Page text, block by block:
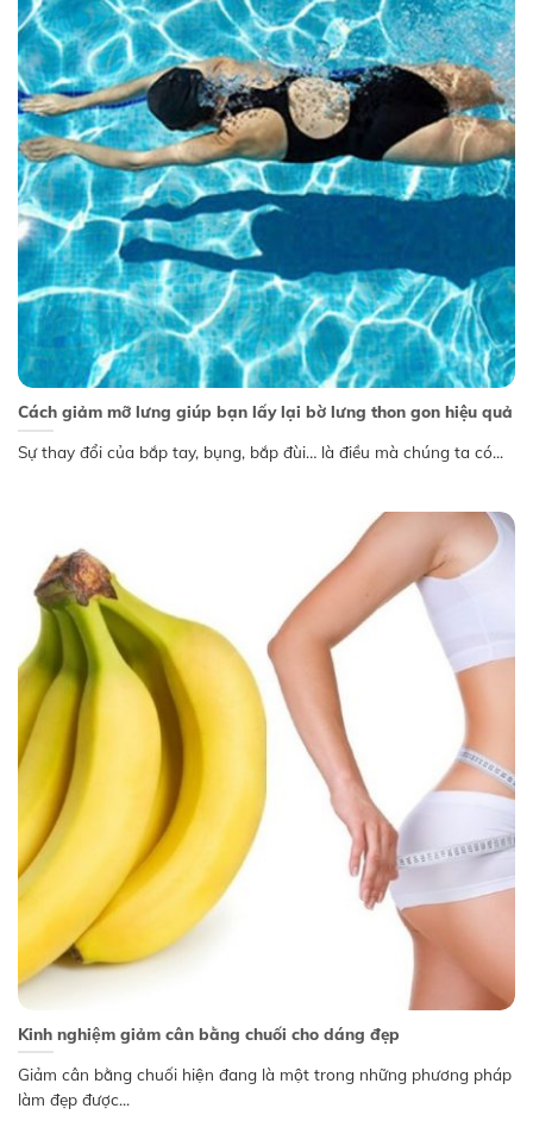
Cách giảm mỡ lưng giúp bạn lấy lại bờ lưng thon gon hiệu quả
Sự thay đổi của bắp tay, bụng, bắp đùi… là điều mà chúng ta có...
Kinh nghiệm giảm cân bằng chuối cho dáng đẹp
Giảm cân bằng chuối hiện đang là một trong những phương pháp
làm đẹp được...